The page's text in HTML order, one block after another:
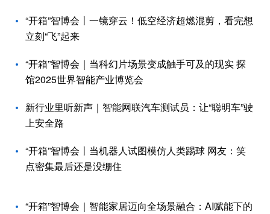
“开箱”智博会丨一镜穿云！低空经济超燃混剪，看完想
立刻“飞”起来
“开箱”智博会｜当科幻片场景变成触手可及的现实 探
馆2025世界智能产业博览会
新行业里听新声｜智能网联汽车测试员：让“聪明车”驶
上安全路
“开箱”智博会丨当机器人试图模仿人类踢球 网友：笑
点密集最后还是没绷住
“开箱”智博会｜智能家居迈向全场景融合：AI赋能下的